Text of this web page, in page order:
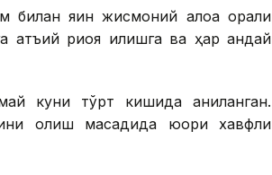
яқин жисмоний алоқа орқали
риоя қилишга ва ҳар қандай
куни тўрт кишида аниқланган.
олиш мақсадида юқори хавфли